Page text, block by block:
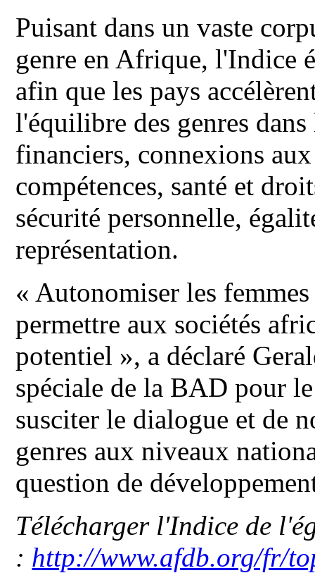
Puisant dans un vaste
genre en Afrique, l'Indice
afin que les pays
l'équilibre des genres
financiers, connexions
compétences, santé et
sécurité personnelle,
représentation.
« Autonomiser les
permettre aux sociétés
potentiel », a déclaré
spéciale de la BAD pour
susciter le dialogue et de
genres aux niveaux
question de
Télécharger l'Indice de
: http://www.afdb.org/fr/